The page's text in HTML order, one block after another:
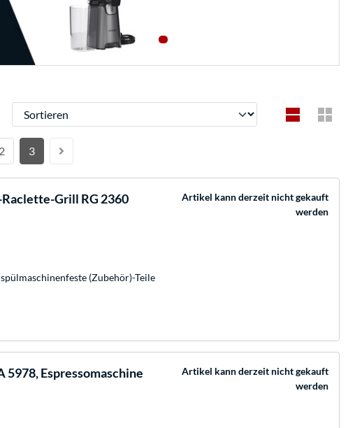
Sortieren
2 3
Grill RG 2360
(Zubehör)-Teile
Artikel kann derzeit nicht gekauft
werden
Espressomaschine
Artikel kann derzeit nicht gekauft
werden